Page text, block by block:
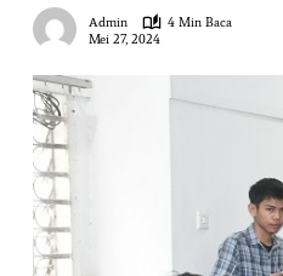
Admin
4 Min Baca
Mei 27, 2024